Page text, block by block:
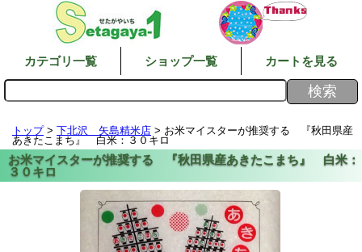
カテゴリ一覧 ショップ一覧 カートを見る
トップ> 下北沢 矢島精米店 > お米マイスターが推奨する 『秋田県産
あきたこまち』 白米：３０キロ